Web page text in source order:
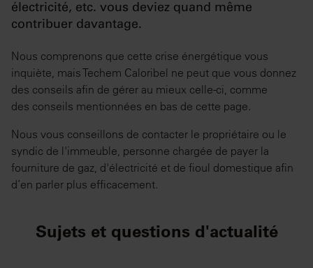
électricité, etc. vous deviez quand même
contribuer davantage.
Nous comprenons que cette crise énergétique vous
inquiète, mais Techem Caloribel ne peut que vous donnez
des conseils afin de gérer au mieux celle-ci, comme
des conseils mentionnées en bas de cette page.
Nous vous conseillons de contacter le propriétaire ou le
syndic de l'immeuble, personne chargée de payer la
fourniture de gaz, d'électricité et de fioul domestique afin
d’en parler plus efficacement.
Sujets et questions d'actualité